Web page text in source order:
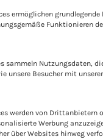
Mail über
Events und
Beratung zu
System
AG, Köln
Gruppe betrieben
ermöglichen
Funktionieren
sammeln Nutzungsdaten,
unsere Besucher mit
werden von Drittanbietern
Werbung
über Websites hinweg